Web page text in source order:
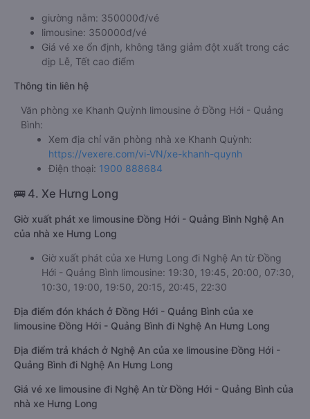
giường nằm: 350000đ/vé
limousine: 350000đ/vé
Giá vé xe ổn định, không tăng giảm đột xuất trong các
dịp Lễ, Tết cao điểm
Thông tin liên hệ
Văn phòng xe Khanh Quỳnh limousine ở Đồng Hới - Quảng
Bình:
Xem địa chỉ văn phòng nhà xe Khanh Quỳnh:
https://vexere.com/vi-VN/xe-khanh-quynh
Điện thoại: 1900 888684
🚌 4. Xe Hưng Long
Giờ xuất phát xe limousine Đồng Hới - Quảng Bình Nghệ An
của nhà xe Hưng Long
Giờ xuất phát của xe Hưng Long đi Nghệ An từ Đồng
Hới - Quảng Bình limousine: 19:30, 19:45, 20:00, 07:30,
10:30, 19:00, 19:50, 20:15, 20:45, 22:30
Địa điểm đón khách ở Đồng Hới - Quảng Bình của xe
limousine Đồng Hới - Quảng Bình đi Nghệ An Hưng Long
Địa điểm trả khách ở Nghệ An của xe limousine Đồng Hới -
Quảng Bình đi Nghệ An Hưng Long
Giá vé xe limousine đi Nghệ An từ Đồng Hới - Quảng Bình của
nhà xe Hưng Long